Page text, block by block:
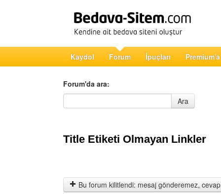
Kaydol Forum İpuçları
Forum'da ara:
Forum'da ara
Ara
Title Etiketi Olmayan Linkler
Bu forum kilitlendi: mesaj gönderemez,